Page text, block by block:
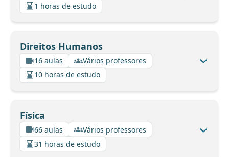
1 horas de estudo
Direitos Humanos
16 aulas
Vários professores
10 horas de estudo
Física
66 aulas
Vários professores
31 horas de estudo